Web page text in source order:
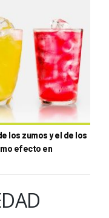
los zumos y el de los
efecto en